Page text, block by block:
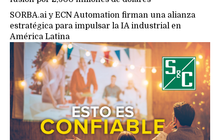
SORBA.ai y ECN Automation firman una alianza
estratégica para impulsar la IA industrial en
América Latina